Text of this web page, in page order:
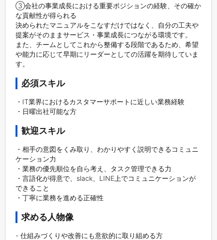
③会社の事業成長における重要ポジションの経験、その確か
な貢献性が得られる
決められたマニュアルをこなすだけではなく、自分の工夫や
提案がそのままサービス・事業成長につながる環境です。
また、チームとしてこれから整備する段階であるため、希望
や能力に応じて早期にリーダーとしての活躍を期待していま
す。
必須スキル
・IT業界におけるカスタマーサポートに近しい業務経験
・日曜出社可能な方
歓迎スキル
・相手の意図をくみ取り、わかりやすく説明できるコミュニ
ケーション力
・業務の優先順位を自ら考え、タスク管理できる力
・言語化が得意で、slack、LINE上でコミュニケーションが
できること
・丁寧に業務を進める正確性
求める人物像
- 仕組みづくりや改善にも意欲的に取り組める方